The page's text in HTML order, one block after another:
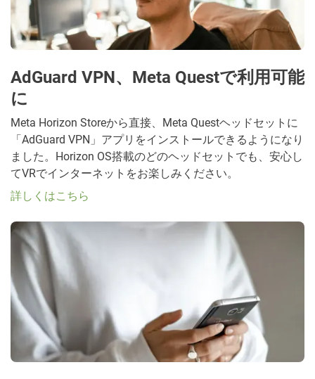
AdGuard VPN、Meta Questで利用可能
に
Meta Horizon Storeから直接、Meta Questヘッドセットに
「AdGuard VPN」アプリをインストールできるようになり
ました。Horizon OS搭載のどのヘッドセットでも、安心し
てVRでインターネットをお楽しみください。
詳しくはこちら